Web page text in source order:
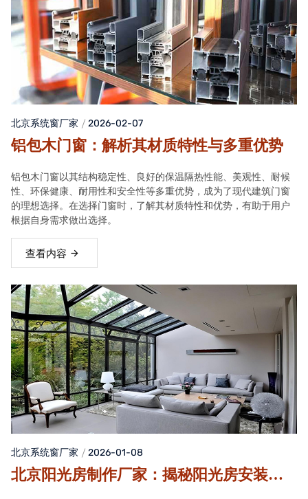
北京系统窗厂家 2026-02-07
铝包木门窗：解析其材质特性与多重优势
铝包木门窗以其结构稳定性、良好的保温隔热性能、美观性、耐候
性、环保健康、耐用性和安全性等多重优势，成为了现代建筑门窗
的理想选择。在选择门窗时，了解其材质特性和优势，有助于用户
根据自身需求做出选择。
查看内容
北京系统窗厂家 2026-01-08
北京阳光房制作厂家：揭秘阳光房安装服